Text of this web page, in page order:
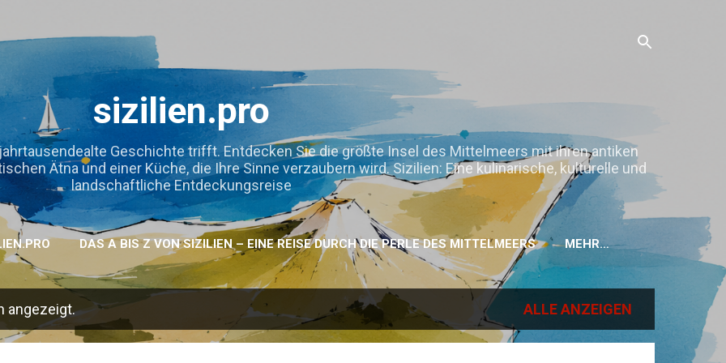
sizilien.pro
Geschichte trifft. Entdecken Sie die größte Insel des Mittelmeers mit ihren antiken
Ätna und einer Küche, die Ihre Sinne verzaubern wird. Sizilien: Eine kulinarische, kulturelle und
landschaftliche Entdeckungsreise
DAS A BIS Z VON SIZILIEN – EINE REISE DURCH DIE PERLE DES MITTELMEERS MEHR…
angezeigt. ALLE ANZEIGEN